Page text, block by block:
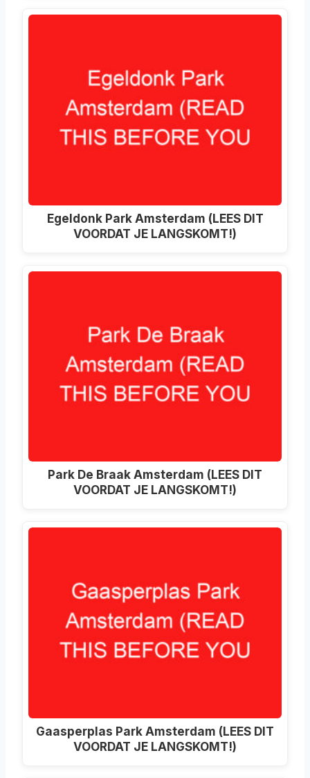
Egeldonk Park Amsterdam (LEES DIT
VOORDAT JE LANGSKOMT!)
Park De Braak Amsterdam (LEES DIT
VOORDAT JE LANGSKOMT!)
Gaasperplas Park Amsterdam (LEES DIT
VOORDAT JE LANGSKOMT!)